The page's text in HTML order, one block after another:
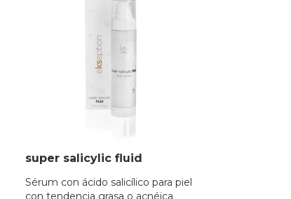
super salicylic fluid
Sérum con ácido salicílico para piel
con tendencia grasa o acnéica